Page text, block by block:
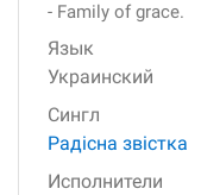
- Family of grace.
Язык
Украинский
Сингл
Радісна звістка
Исполнители